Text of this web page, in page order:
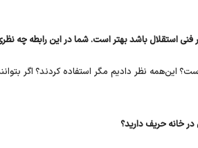
فنی استقلال باشد بهتر است. شما در این رابطه چه
این‌همه نظر دادیم مگر استفاده کردند؟ اگر
خانه حریف دارید؟